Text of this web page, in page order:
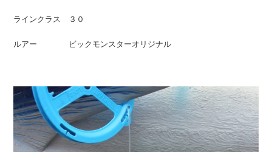
ラインクラス ３０
ルアー ビックモンスターオリジナル